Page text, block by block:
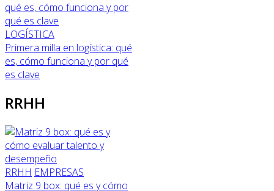
LOGÍSTICA
Primera milla en logística: qué
es, cómo funciona y por qué
es clave
RRHH
RRHH EMPRESAS
Matriz 9 box: qué es y cómo